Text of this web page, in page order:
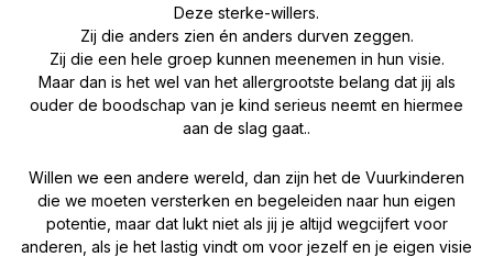
Deze sterke-willers.
Zij die anders zien én anders durven zeggen.
Zij die een hele groep kunnen meenemen in hun visie.
Maar dan is het wel van het allergrootste belang dat jij als
ouder de boodschap van je kind serieus neemt en hiermee
aan de slag gaat..
Willen we een andere wereld, dan zijn het de Vuurkinderen
die we moeten versterken en begeleiden naar hun eigen
potentie, maar dat lukt niet als jij je altijd wegcijfert voor
anderen, als je het lastig vindt om voor jezelf en je eigen visie